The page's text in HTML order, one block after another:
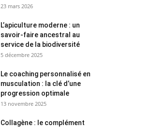
23 mars 2026
L’apiculture moderne : un
savoir-faire ancestral au
service de la biodiversité
5 décembre 2025
Le coaching personnalisé en
musculation : la clé d’une
progression optimale
13 novembre 2025
Collagène : le complément